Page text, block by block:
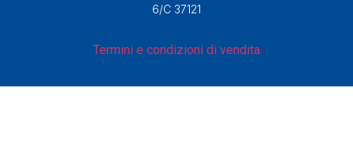
6/C 37121
Termini e condizioni di vendita